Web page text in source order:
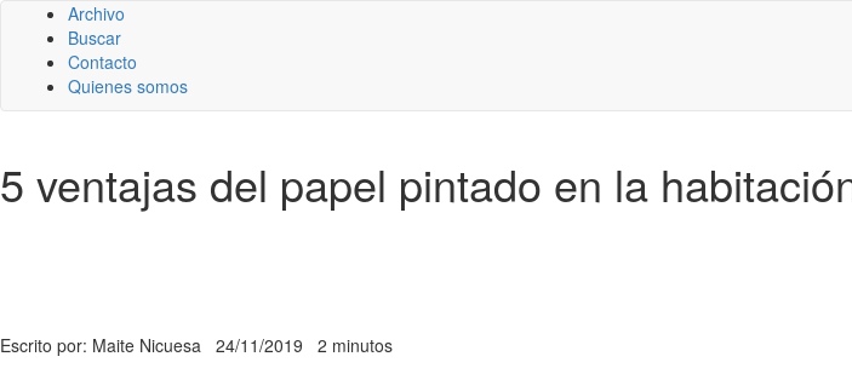
Archivo
Buscar
Contacto
Quienes somos
5 ventajas del papel pintado en la
Escrito por: Maite Nicuesa 24/11/2019 2 minutos